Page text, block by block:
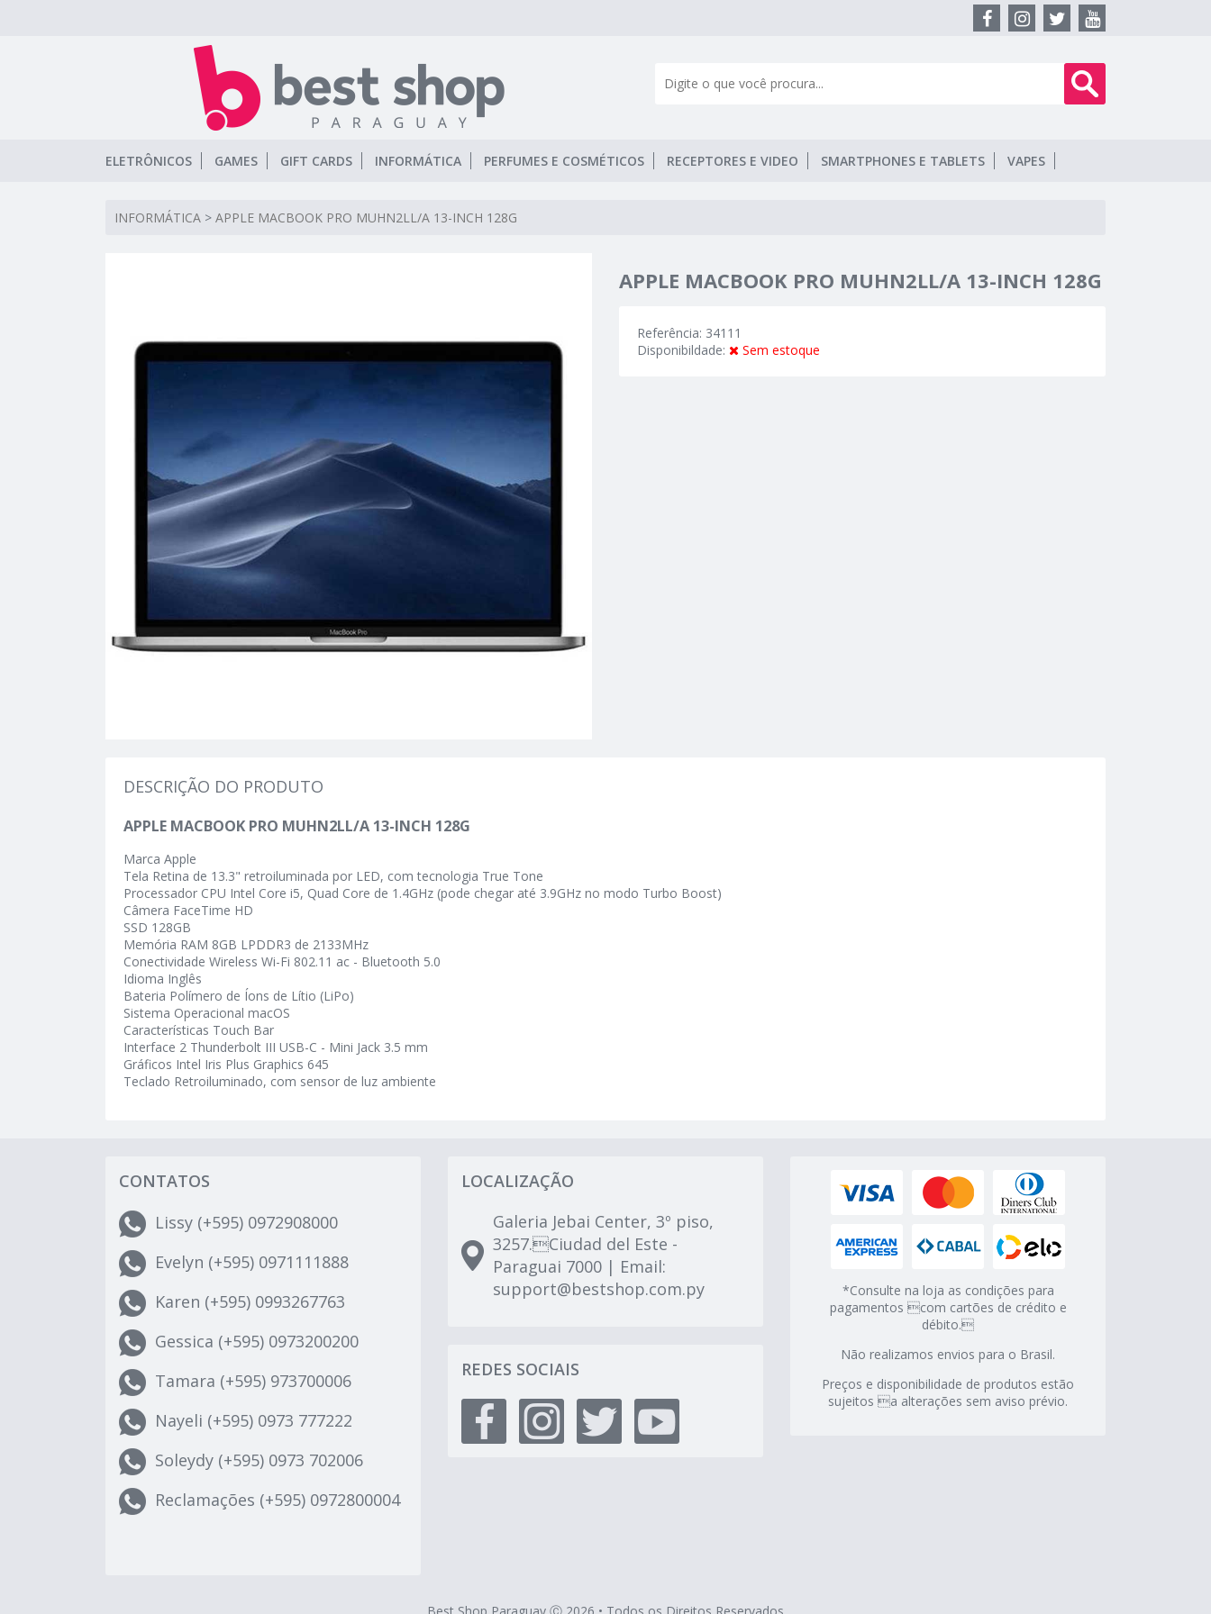
ELETRÔNICOS GAMES GIFT CARDS INFORMÁTICA PERFUMES E COSMÉTICOS RECEPTORES E VIDEO SMARTPHONES E TABLETS VAPES
INFORMÁTICA > APPLE MACBOOK PRO MUHN2LL/A 13-INCH 128G
APPLE MACBOOK PRO MUHN2LL/A 13-INCH 128G
Referência: 34111
Disponibildade:
Sem estoque
DESCRIÇÃO DO PRODUTO
APPLE MACBOOK PRO MUHN2LL/A 13-INCH 128G
Marca Apple
Tela Retina de 13.3" retroiluminada por LED, com tecnologia True Tone
Processador CPU Intel Core i5, Quad Core de 1.4GHz (pode chegar até 3.9GHz no modo Turbo Boost)
Câmera FaceTime HD
SSD 128GB
Memória RAM 8GB LPDDR3 de 2133MHz
Conectividade Wireless Wi-Fi 802.11 ac - Bluetooth 5.0
Idioma Inglês
Bateria Polímero de Íons de Lítio (LiPo)
Sistema Operacional macOS
Características Touch Bar
Interface 2 Thunderbolt III USB-C - Mini Jack 3.5 mm
Gráficos Intel Iris Plus Graphics 645
Teclado Retroiluminado, com sensor de luz ambiente
CONTATOS
Lissy (+595) 0972908000
Evelyn (+595) 0971111888
Karen (+595) 0993267763
Gessica (+595) 0973200200
Tamara (+595) 973700006
Nayeli (+595) 0973 777222
Soleydy (+595) 0973 702006
Reclamações (+595) 0972800004
LOCALIZAÇÃO
Galeria Jebai Center, 3º piso,
3257.Ciudad del Este -
Paraguai 7000 | Email:
support@bestshop.com.py
REDES SOCIAIS
*Consulte na loja as condições para
pagamentos com cartões de crédito e
débito.
Não realizamos envios para o Brasil.
Preços e disponibilidade de produtos estão
sujeitos a alterações sem aviso prévio.